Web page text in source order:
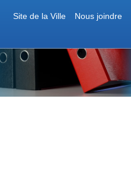
Nous joindre
Site de la Ville